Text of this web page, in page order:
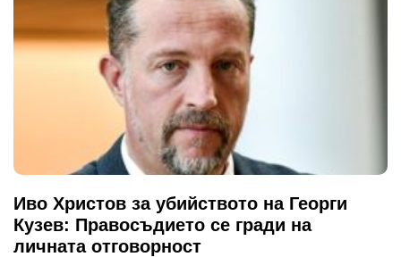
Иво Христов за убийството на Георги
Кузев: Правосъдието се гради на
личната отговорност